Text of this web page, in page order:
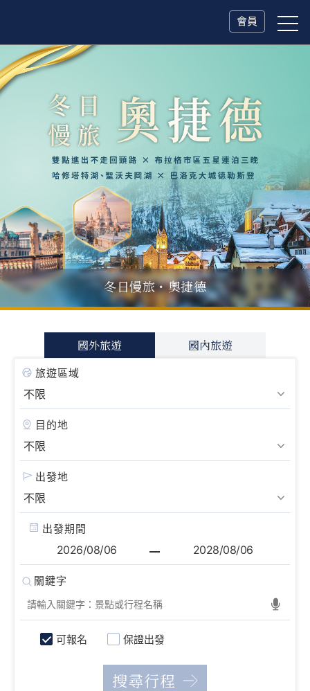
會員
父親節．限時特別企劃
一人旅行Solo Travel
山海雙享・北海道冬日慢旅・奧捷德 續章雙城・緩慢峴港
國外旅遊 國內旅遊
旅遊區域
目的地
出發地
出發期間
可報名 保證出發